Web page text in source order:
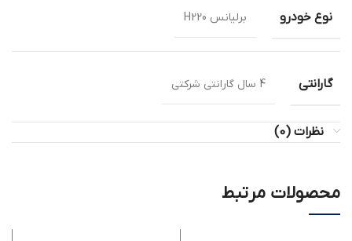
نوع خودرو برلیانس H220
گارانتی 4 سال گارانتی شرکتی
نظرات (0)
محصولات مرتبط